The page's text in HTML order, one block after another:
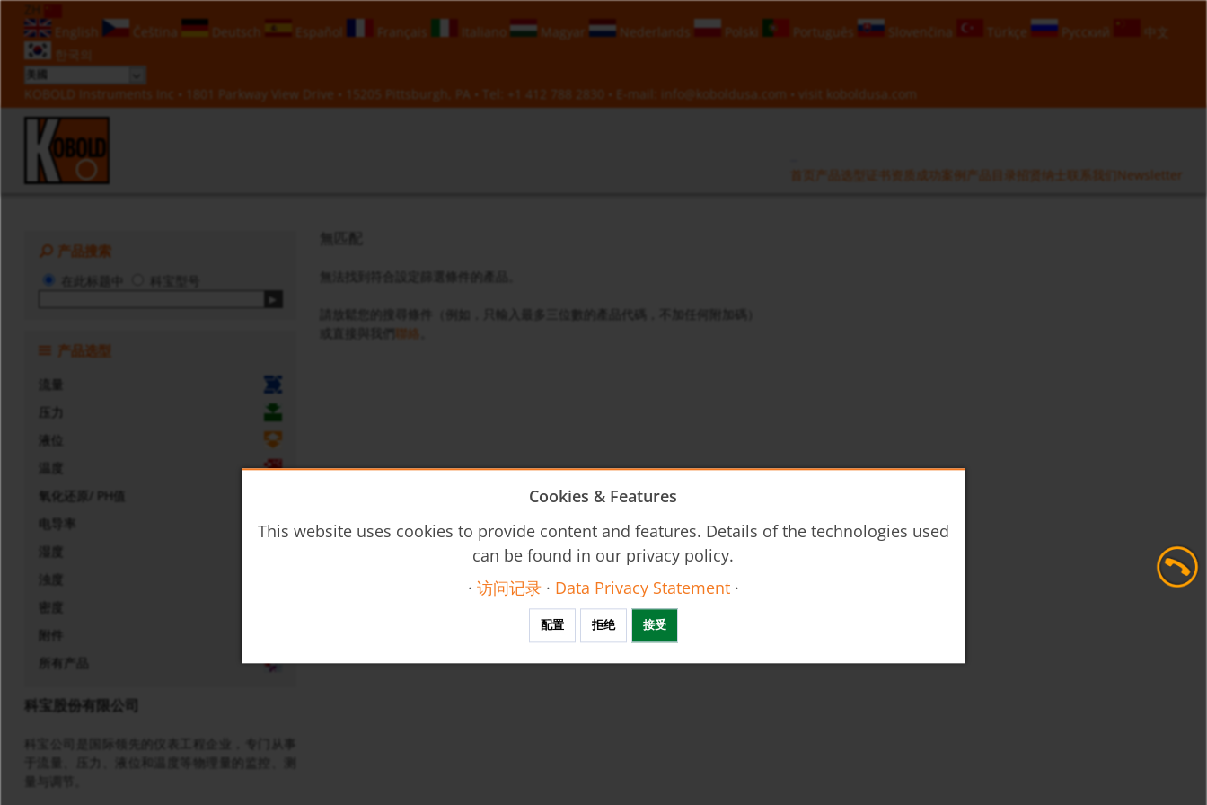
English
Čeština Deutsch Español Français Italiano Magyar Nederlands Polski Português Slovenčina Türkçe Русский
中文
한국의
KOBOLD Instruments Inc • 1801 Parkway View Drive • 15205 Pittsburgh, PA • Tel: +1 412 788 2830 • E-mail: info@koboldusa.com • visit koboldusa.com
首页 产品选型 证书资质 成功案例 产品目录 招贤纳士 联系我们 Newsletter
产品搜索
在此标题中 科宝型号
产品选型
流量
压力
液位
温度
氧化还原/ PH值
电导率
湿度
浊度
密度
附件
所有产品
科宝股份有限公司
科宝公司是国际领先的仪表工程企业，专门从事
于流量、压力、液位和温度等物理量的监控、测
量与调节。
無匹配
無法找到符合設定篩選條件的產品。
請放鬆您的搜尋條件（例如，只輸入最多三位數的產品代碼，不加任何附加碼）
或直接與我們 聯絡
Cookies & Features
This website uses cookies to provide content and features. Details of the technologies used
can be found in our privacy policy.
· 访问记录· Data Privacy Statement·
配置 拒绝 接受